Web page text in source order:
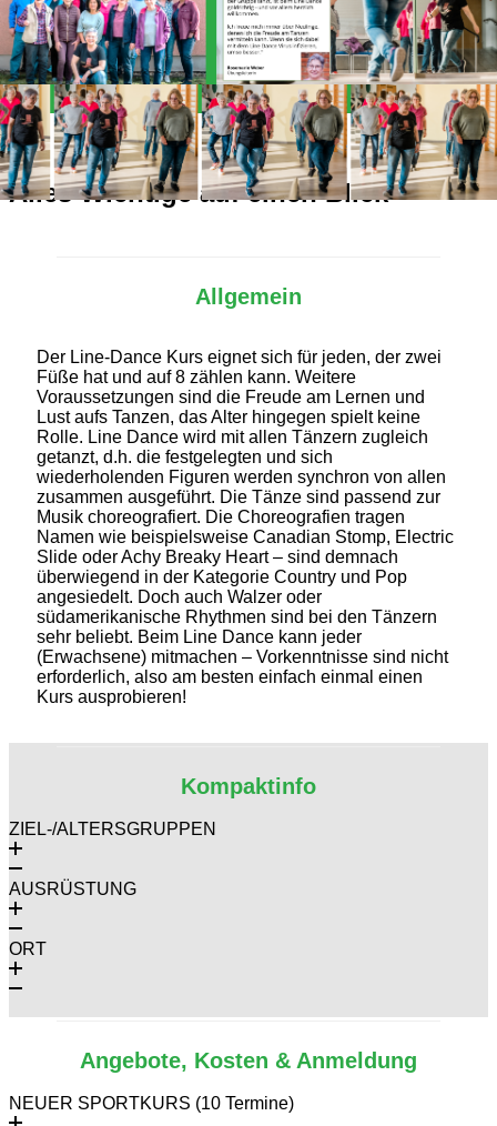
Alles Wichtige auf einen Blick
Allgemein
Der Line-Dance Kurs eignet sich für jeden, der zwei
Füße hat und auf 8 zählen kann. Weitere
Voraussetzungen sind die Freude am Lernen und
Lust aufs Tanzen, das Alter hingegen spielt keine
Rolle. Line Dance wird mit allen Tänzern zugleich
getanzt, d.h. die festgelegten und sich
wiederholenden Figuren werden synchron von allen
zusammen ausgeführt. Die Tänze sind passend zur
Musik choreografiert. Die Choreografien tragen
Namen wie beispielsweise Canadian Stomp, Electric
Slide oder Achy Breaky Heart – sind demnach
überwiegend in der Kategorie Country und Pop
angesiedelt. Doch auch Walzer oder
südamerikanische Rhythmen sind bei den Tänzern
sehr beliebt. Beim Line Dance kann jeder
(Erwachsene) mitmachen – Vorkenntnisse sind nicht
erforderlich, also am besten einfach einmal einen
Kurs ausprobieren!
Kompaktinfo
ZIEL-/ALTERSGRUPPEN
AUSRÜSTUNG
ORT
Angebote, Kosten & Anmeldung
NEUER SPORTKURS (10 Termine)